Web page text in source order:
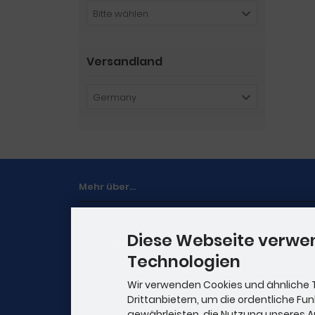
Bitte wählen
Versandland
Germany
Mehr über...
Lieferzeit
Bilddarstellung
Cookie Einstellungen
Diese Webseite
Technologien
Wir verwenden Cookies und ähnliche
Drittanbietern, um die ordentliche